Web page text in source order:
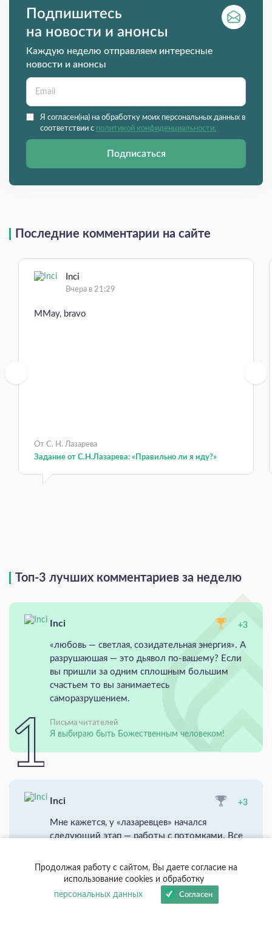
Подпишитесь
на новости и анонсы
Каждую неделю отправляем интересные
новости и анонсы
Я согласен(на) на обработку моих персональных данных в
соответствии с политикой конфиденциальности.
Подписаться
Последние комментарии на сайте
Inci
Вчера в 21:29
MMay, bravo
От С. Н. Лазарева
Задание от С.Н.Лазарева: «Правильно ли я иду?»
Топ-3 лучших комментариев за неделю
Inci +3
«любовь — светлая, созидательная энергия». А
разрушаюшая — это дьявол по-вашему? Если
вы пришли за одним сплошным большим
счастьем то вы занимаетесь
саморазрушением.
Письма читателей
Я выбираю быть Божественным человеком!
Inci +3
Мне кажется, у «лазаревцев» начался
следующий этап — работы с потомками. Все
поменяла свою судьбу, но дети выросли и у
них начались проблемы.
Продолжая работу с сайтом, Вы даете согласие на
использование cookies и обработку
персональных данных
Согласен